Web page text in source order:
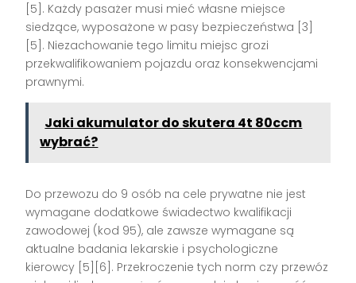
[5] . Każdy pasażer musi mieć własne miejsce
siedzące, wyposażone w pasy bezpieczeństwa [3]
[5] . Niezachowanie tego limitu miejsc grozi
przekwalifikowaniem pojazdu oraz konsekwencjami
prawnymi.
Jaki akumulator do skutera 4t 80ccm
wybrać?
Do przewozu do 9 osób na cele prywatne nie jest
wymagane dodatkowe świadectwo kwalifikacji
zawodowej (kod 95), ale zawsze wymagane są
aktualne badania lekarskie i psychologiczne
kierowcy [5][6] . Przekroczenie tych norm czy przewóz